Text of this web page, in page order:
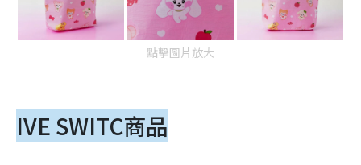
點擊圖片放大
IVE SWITC商品